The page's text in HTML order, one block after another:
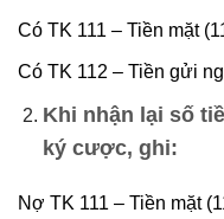
Có TK 111 – Tiền mặt
Có TK 112 – Tiền gửi
Khi nhận lại số
ký cược, ghi:
Nợ TK 111 – Tiền mặt